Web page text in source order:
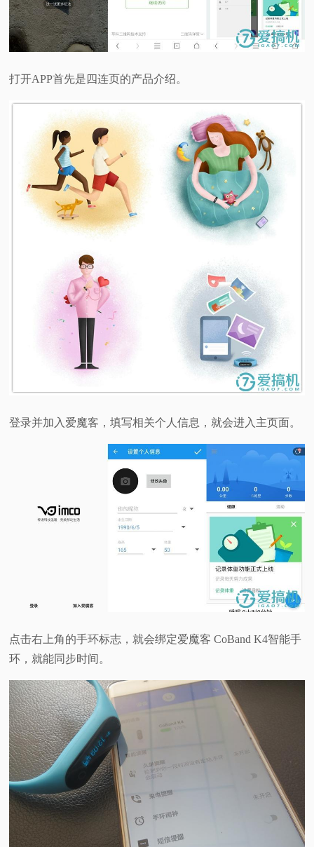
打开APP首先是四连页的产品介绍。
登录并加入爱魔客，填写相关个人信息，就会进入主页面。
点击右上角的手环标志，就会绑定爱魔客 CoBand K4智能手
环，就能同步时间。